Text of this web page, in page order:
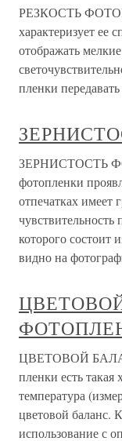
РЕЗКОСТЬ
характеризует ее
отображать
пленки
ЗЕРНИСТОСТЬ
фотопленки
отпечатках имеет
которого состоит
видно на
ЦВЕТОВОЙ
пленки есть такая
температура
цветовой баланс.
использование с